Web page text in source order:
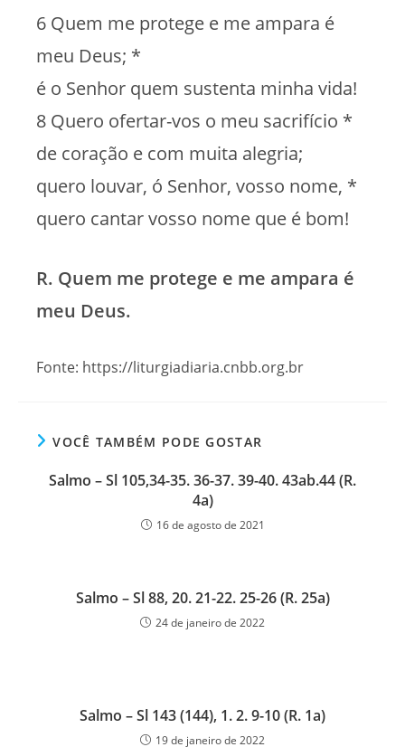
6 Quem me protege e me ampara é
meu Deus; *
é o Senhor quem sustenta minha vida!
8 Quero ofertar-vos o meu sacrifício *
de coração e com muita alegria;
quero louvar, ó Senhor, vosso nome, *
quero cantar vosso nome que é bom!
R. Quem me protege e me ampara é
meu Deus.
Fonte: https://liturgiadiaria.cnbb.org.br
VOCÊ TAMBÉM PODE GOSTAR
Salmo – Sl 105,34-35. 36-37. 39-40. 43ab.44 (R.
4a)
16 de agosto de 2021
Salmo – Sl 88, 20. 21-22. 25-26 (R. 25a)
24 de janeiro de 2022
Salmo – Sl 143 (144), 1. 2. 9-10 (R. 1a)
19 de janeiro de 2022